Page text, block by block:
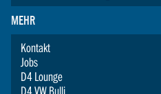
MEHR
Kontakt
Jobs
D4 Lounge
D4 VW Bulli